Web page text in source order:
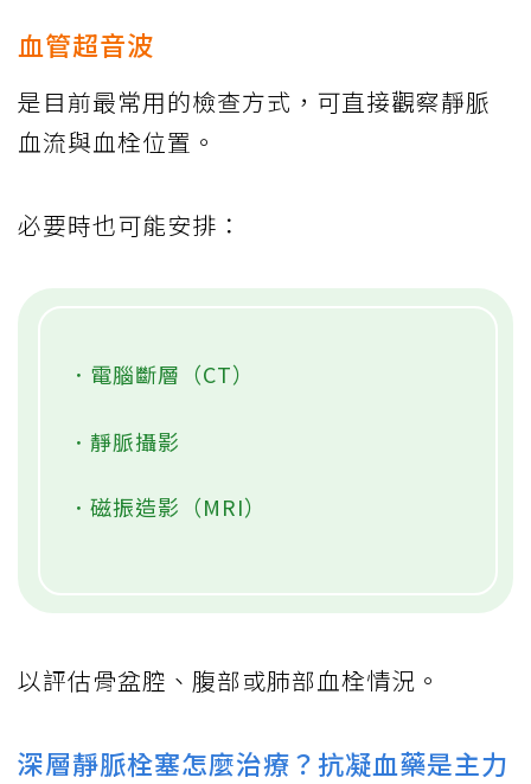
血管超音波
是目前最常用的檢查方式，可直接觀察靜脈
血流與血栓位置。
必要時也可能安排：
．電腦斷層（CT）
．靜脈攝影
．磁振造影（MRI）
以評估骨盆腔、腹部或肺部血栓情況。
深層靜脈栓塞怎麼治療？抗凝血藥是主力